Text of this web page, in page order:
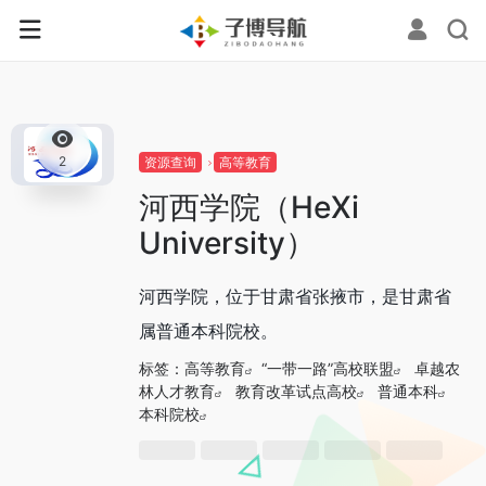
2 资源查询 高等教育
河西学院（HeXi
University）
河西学院，位于甘肃省张掖市，是甘肃省
属普通本科院校。
标签： 高等教育 “一带一路”高校联盟
卓越农
林人才教育
教育改革试点高校
普通本科
本科院校